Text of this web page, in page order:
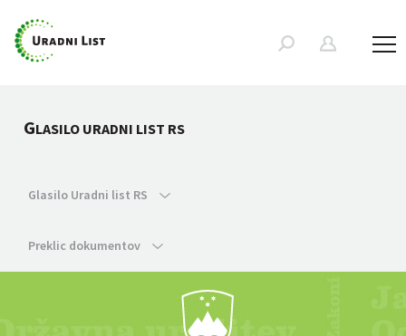
GLASILO URADNI LIST RS
Glasilo Uradni list RS
Preklic dokumentov